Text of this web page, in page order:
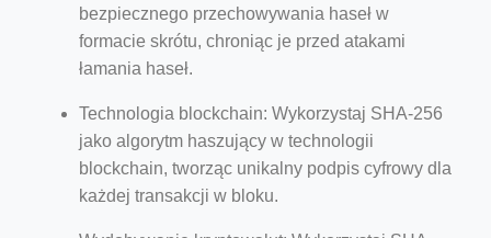
bezpiecznego przechowywania haseł w
formacie skrótu, chroniąc je przed atakami
łamania haseł.
Technologia blockchain: Wykorzystaj SHA-256
jako algorytm haszujący w technologii
blockchain, tworząc unikalny podpis cyfrowy dla
każdej transakcji w bloku.